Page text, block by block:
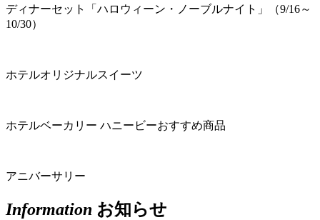
ディナーセット「ハロウィーン・ノーブルナイト」（9/16～
10/30）
ホテルオリジナルスイーツ
ホテルベーカリー ハニービーおすすめ商品
アニバーサリー
Information お知らせ